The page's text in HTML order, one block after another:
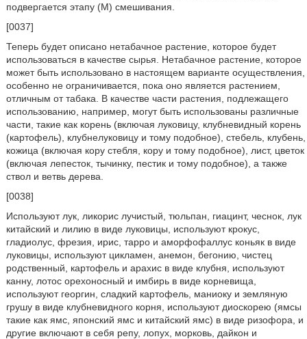
подвергается этапу (M) смешивания.
[0037]
Теперь будет описано нетабачное растение, которое будет
использоваться в качестве сырья. Нетабачное растение, которое
может быть использовано в настоящем варианте осуществления,
особенно не ограничивается, пока оно является растением,
отличным от табака. В качестве части растения, подлежащего
использованию, например, могут быть использованы различные
части, такие как корень (включая луковицу, клубневидный корень
(картофель), клубнелуковицу и тому подобное), стебель, клубень,
кожица (включая кору стебля, кору и тому подобное), лист, цветок
(включая лепесток, тычинку, пестик и тому подобное), а также
ствол и ветвь дерева.
[0038]
Используют лук, ликорис лучистый, тюльпан, гиацинт, чеснок, лук
китайский и лилию в виде луковицы, используют крокус,
гладиолус, фрезия, ирис, тарро и аморфофаллус коньяк в виде
луковицы, используют цикламен, анемон, бегонию, чистец
родственный, картофель и арахис в виде клубня, используют
канну, лотос орехоносный и имбирь в виде корневища,
используют георгин, сладкий картофель, маниоку и земляную
грушу в виде клубневидного корня, используют диоскорею (ямсы
такие как ямс, японский ямс и китайский ямс) в виде ризофора, и
другие включают в себя репу, лопух, морковь, дайкон и